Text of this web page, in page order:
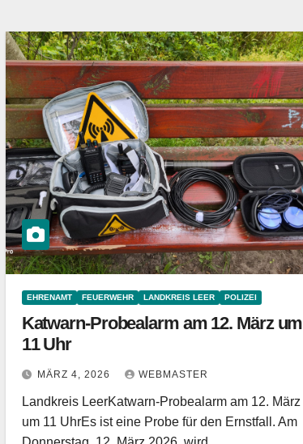
EHRENAMT FEUERWEHR LANDKREIS LEER POLIZEI
Katwarn-Probealarm am 12. März um
11 Uhr
MÄRZ 4, 2026 WEBMASTER
Landkreis LeerKatwarn-Probealarm am 12. März
um 11 UhrEs ist eine Probe für den Ernstfall. Am